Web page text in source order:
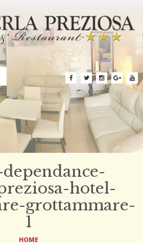
hotel-
grottammare-
1
HOME